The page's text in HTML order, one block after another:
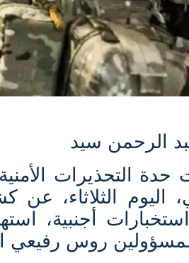
الرحمن سيد
التحذيرات
اليوم الثلاثاء،
أجنبية،
لمسؤولين روس رفيعي